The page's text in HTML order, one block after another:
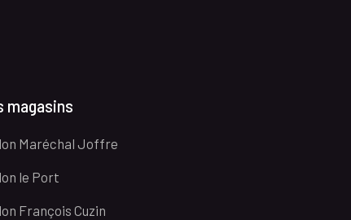
magasins
Maréchal Joffre
le Port
François Cuzin